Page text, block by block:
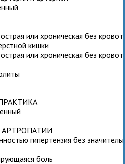
или хроническая без
кишки
или хроническая без
гипертензия без
боль